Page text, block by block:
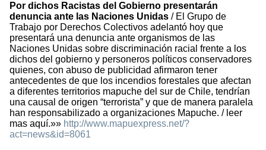
Por dichos Racistas del Gobierno presentarán
denuncia ante las Naciones Unidas / El Grupo de
Trabajo por Derechos Colectivos adelantó hoy que
presentará una denuncia ante organismos de las
Naciones Unidas sobre discriminación racial frente a los
dichos del gobierno y personeros políticos conservadores
quienes, con abuso de publicidad afirmaron tener
antecedentes de que los incendios forestales que afectan
a diferentes territorios mapuche del sur de Chile, tendrían
una causal de origen “terrorista” y que de manera paralela
han responsabilizado a organizaciones Mapuche. / leer
mas aquí.»» http://www.mapuexpress.net/?
act=news&id=8061